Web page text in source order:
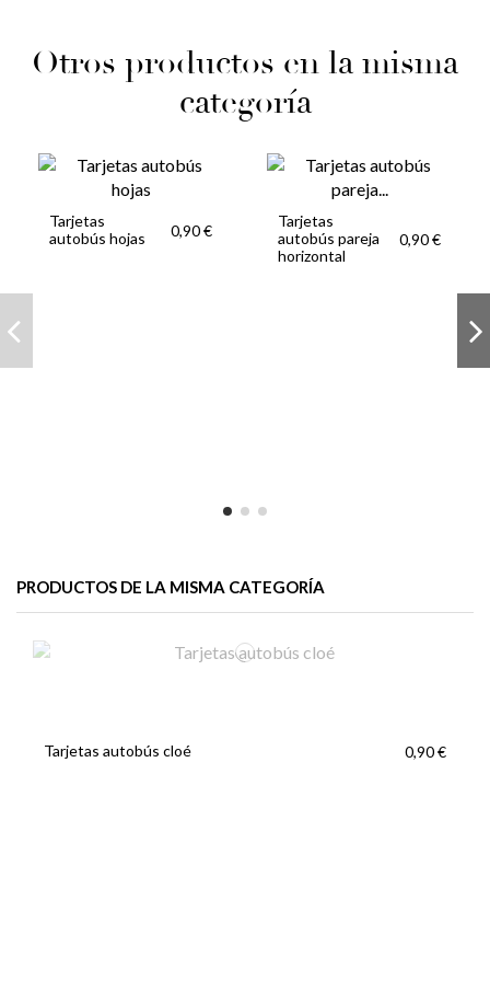
Otros productos en la misma
categoría
Tarjetas
autobús hojas
0,90 €
Tarjetas
autobús pareja
horizontal
0,90 €
PRODUCTOS DE LA MISMA CATEGORÍA
Tarjetas autobús cloé 0,90 €